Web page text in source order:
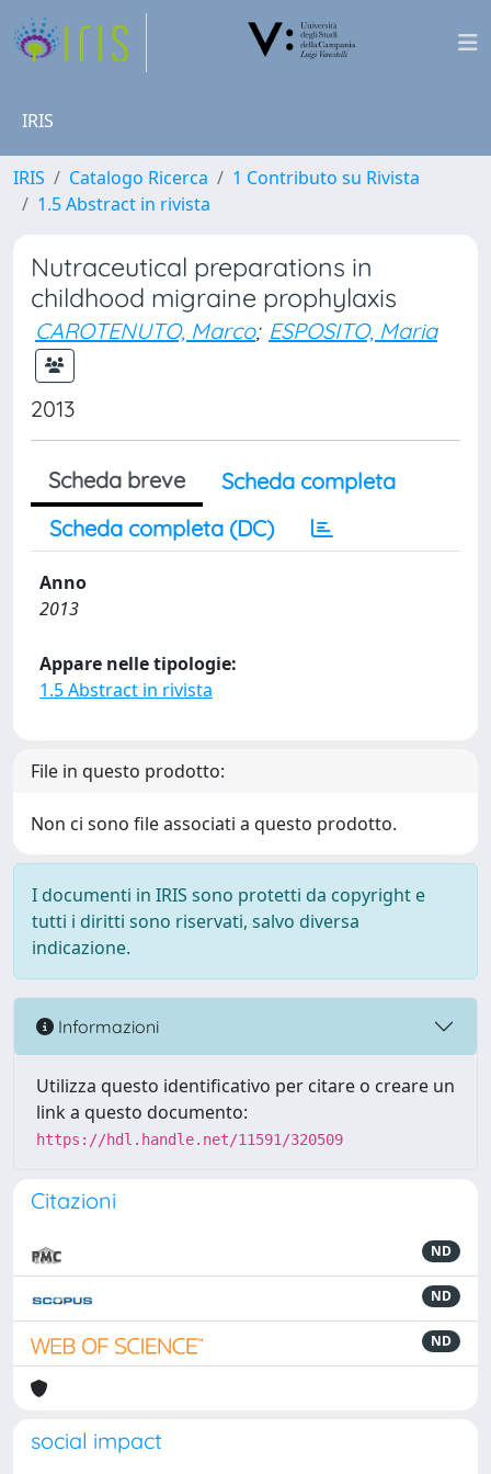
IRIS
IRIS Catalogo Ricerca
1 Contributo su Rivista
1.5 Abstract in rivista
Nutraceutical preparations in
childhood migraine prophylaxis
CAROTENUTO, Marco; ESPOSITO, Maria
2013
Scheda breve
Scheda completa
Scheda completa (DC)
Anno
2013
Appare nelle tipologie:
1.5 Abstract in rivista
File in questo prodotto:
Non ci sono file associati a questo prodotto.
I documenti in IRIS sono protetti da copyright e
tutti i diritti sono riservati, salvo diversa
indicazione.
Informazioni
Utilizza questo identificativo per citare o creare un
link a questo documento:
https://hdl.handle.net/11591/320509
Citazioni
ND
ND
ND
social impact